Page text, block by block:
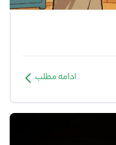
ادامه مطلب